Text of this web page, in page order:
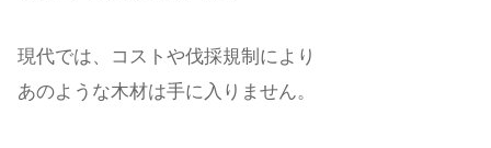
現代では、コストや伐採規制により
あのような木材は手に入りません。